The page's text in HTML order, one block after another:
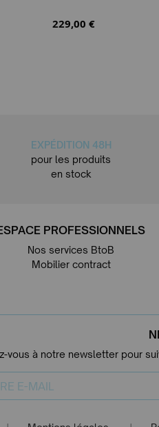
229,00 €
EXPÉDITION 48H
pour les produits
en stock
PROFESSIONNELS
Nos services BtoB
Mobilier contract
vous à notre newsletter pour